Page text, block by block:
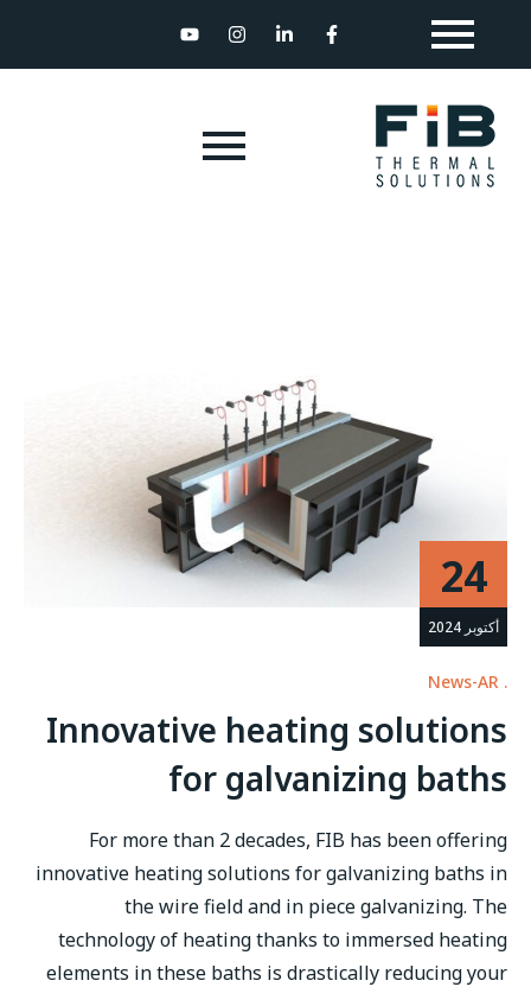
24
أكتوبر 2024
News-AR
Innovative heating solutions
for galvanizing baths
For more than 2 decades, FIB has been offering
innovative heating solutions for galvanizing baths in
the wire field and in piece galvanizing. The
technology of heating thanks to immersed heating
elements in these baths is drastically reducing your